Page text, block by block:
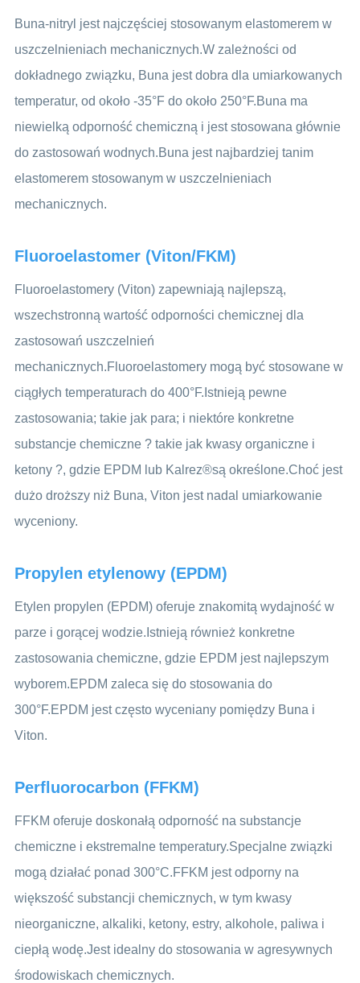
Buna-nitryl jest najczęściej stosowanym elastomerem w
uszczelnieniach mechanicznych.W zależności od
dokładnego związku, Buna jest dobra dla umiarkowanych
temperatur, od około -35°F do około 250°F.Buna ma
niewielką odporność chemiczną i jest stosowana głównie
do zastosowań wodnych.Buna jest najbardziej tanim
elastomerem stosowanym w uszczelnieniach
mechanicznych.
Fluoroelastomer (Viton/FKM)
Fluoroelastomery (Viton) zapewniają najlepszą,
wszechstronną wartość odporności chemicznej dla
zastosowań uszczelnień
mechanicznych.Fluoroelastomery mogą być stosowane w
ciągłych temperaturach do 400°F.Istnieją pewne
zastosowania; takie jak para; i niektóre konkretne
substancje chemiczne ? takie jak kwasy organiczne i
ketony ?, gdzie EPDM lub Kalrez®są określone.Choć jest
dużo droższy niż Buna, Viton jest nadal umiarkowanie
wyceniony.
Propylen etylenowy (EPDM)
Etylen propylen (EPDM) oferuje znakomitą wydajność w
parze i gorącej wodzie.Istnieją również konkretne
zastosowania chemiczne, gdzie EPDM jest najlepszym
wyborem.EPDM zaleca się do stosowania do
300°F.EPDM jest często wyceniany pomiędzy Buna i
Viton.
Perfluorocarbon (FFKM)
FFKM oferuje doskonałą odporność na substancje
chemiczne i ekstremalne temperatury.Specjalne związki
mogą działać ponad 300°C.FFKM jest odporny na
większość substancji chemicznych, w tym kwasy
nieorganiczne, alkaliki, ketony, estry, alkohole, paliwa i
ciepłą wodę.Jest idealny do stosowania w agresywnych
środowiskach chemicznych.